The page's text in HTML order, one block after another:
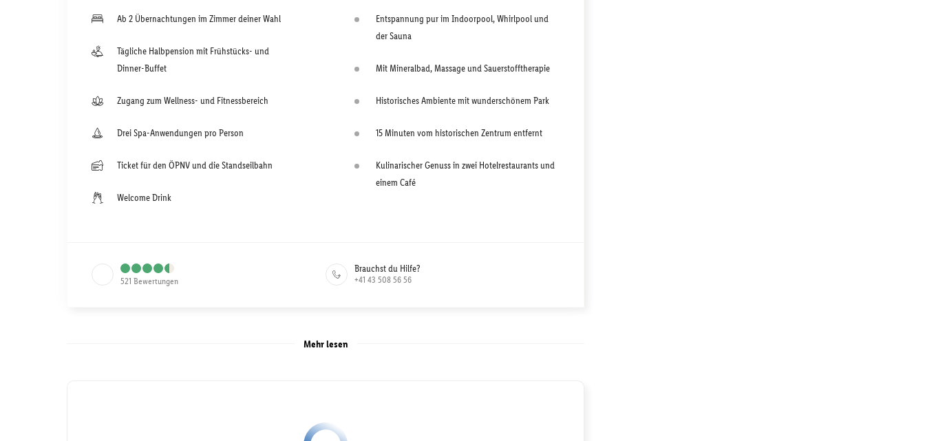
Ab 2 Übernachtungen im Zimmer deiner Wahl
Tägliche Halbpension mit Frühstücks- und
Dinner-Buffet
Zugang zum Wellness- und Fitnessbereich
Drei Spa-Anwendungen pro Person
Ticket für den ÖPNV und die Standseilbahn
Welcome Drink
Entspannung pur im Indoorpool, Whirlpool und
der Sauna
Mit Mineralbad, Massage und Sauerstofftherapie
Historisches Ambiente mit wunderschönem Park
15 Minuten vom historischen Zentrum entfernt
Kulinarischer Genuss in zwei Hotelrestaurants und
einem Café
521 Bewertungen
Brauchst du Hilfe?
+41 43 508 56 56
Mehr lesen